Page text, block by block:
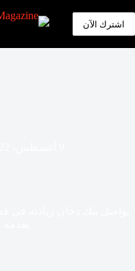
إلى
المحتوى
اشترك الآن